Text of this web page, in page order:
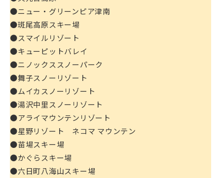
●ニュー・グリーンピア津南
●斑尾高原スキー場
●スマイルリゾート
●キューピットバレイ
●ニノックススノーパーク
●舞子スノーリゾート
●ムイカスノーリゾート
●湯沢中里スノーリゾート
●アライマウンテンリゾート
●星野リゾート ネコマ マウンテン
●苗場スキー場
●かぐらスキー場
●六日町八海山スキー場